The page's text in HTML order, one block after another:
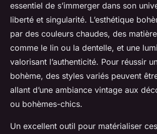
Gabin 23 juillet 2025 5 min de lecture
essentiel de s’immerger dans son
liberté et singularité. L’esthétique
par des couleurs chaudes, des
comme le lin ou la dentelle, et une
valorisant l’authenticité. Pour réussir
bohème, des styles variés peuvent
allant d’une ambiance vintage aux
ou bohèmes-chics.
Un excellent outil pour matérialiser